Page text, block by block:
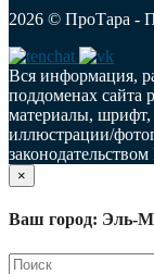
2026 © ПроТара -
Вся информация,
поддоменах сайта
материалы, шрифт,
иллюстрации/
×
Ваш город: Эль-